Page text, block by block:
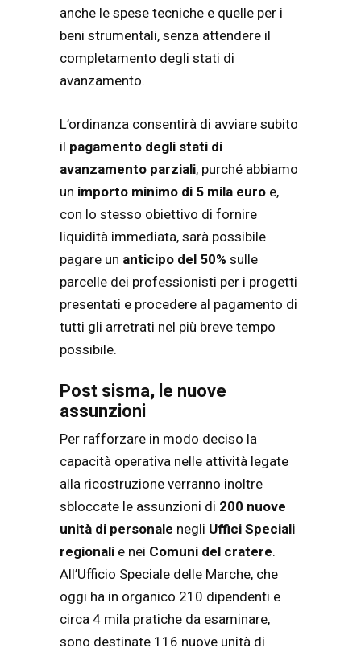
anche le spese tecniche e quelle per i
beni strumentali, senza attendere il
completamento degli stati di
avanzamento.
L’ordinanza consentirà di avviare subito
il pagamento degli stati di
avanzamento parziali, purché abbiamo
un importo minimo di 5 mila euro e,
con lo stesso obiettivo di fornire
liquidità immediata, sarà possibile
pagare un anticipo del 50% sulle
parcelle dei professionisti per i progetti
presentati e procedere al pagamento di
tutti gli arretrati nel più breve tempo
possibile.
Post sisma, le nuove
assunzioni
Per rafforzare in modo deciso la
capacità operativa nelle attività legate
alla ricostruzione verranno inoltre
sbloccate le assunzioni di 200 nuove
unità di personale negli Uffici Speciali
regionali e nei Comuni del cratere.
All’Ufficio Speciale delle Marche, che
oggi ha in organico 210 dipendenti e
circa 4 mila pratiche da esaminare,
sono destinate 116 nuove unità di